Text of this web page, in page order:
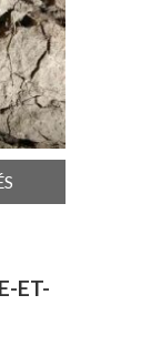
ET-